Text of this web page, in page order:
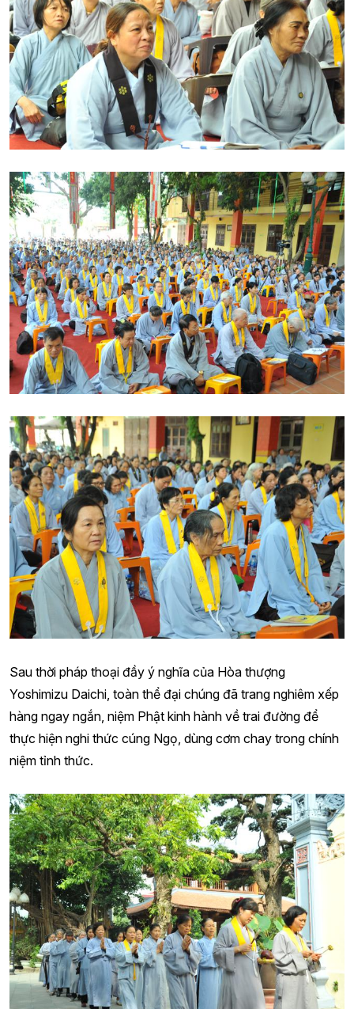
Sau thời pháp thoại đầy ý nghĩa của Hòa thượng
Yoshimizu Daichi, toàn thể đại chúng đã trang nghiêm xếp
hàng ngay ngắn, niệm Phật kinh hành về trai đường để
thực hiện nghi thức cúng Ngọ, dùng cơm chay trong chính
niệm tỉnh thức.